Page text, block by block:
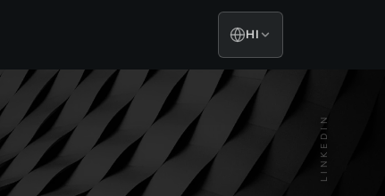
HI
LINKEDIN